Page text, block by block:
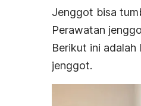
Jenggot bisa
Perawatan
Berikut ini
jenggot.